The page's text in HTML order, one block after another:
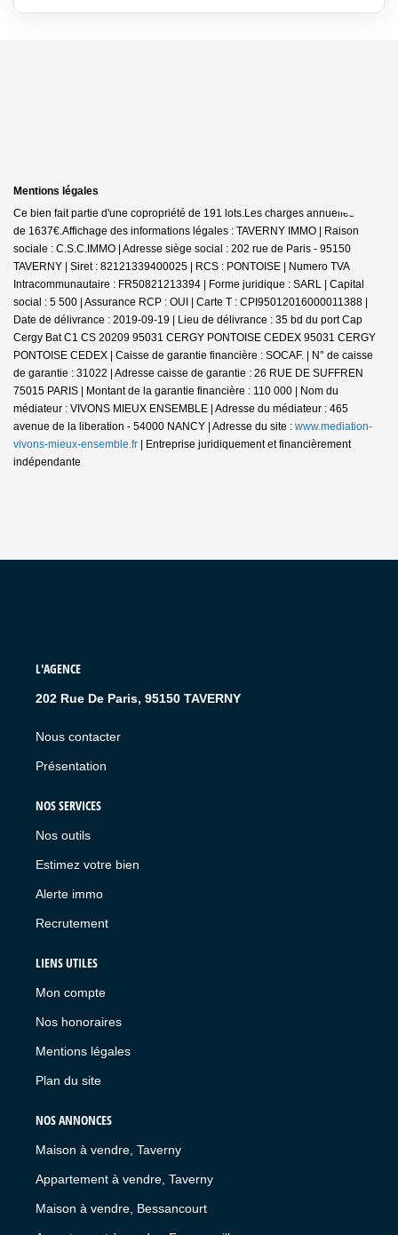
Mentions légales
Ce bien fait partie d'une copropriété de 191 lots.Les charges annuelles sont
de 1637€.Affichage des informations légales : TAVERNY IMMO | Raison
sociale : C.S.C.IMMO | Adresse siège social : 202 rue de Paris - 95150
TAVERNY | Siret : 82121339400025 | RCS : PONTOISE | Numero TVA
Intracommunautaire : FR50821213394 | Forme juridique : SARL | Capital
social : 5 500 | Assurance RCP : OUI | Carte T : CPI95012016000011388 |
Date de délivrance : 2019-09-19 | Lieu de délivrance : 35 bd du port Cap
Cergy Bat C1 CS 20209 95031 CERGY PONTOISE CEDEX 95031 CERGY
PONTOISE CEDEX | Caisse de garantie financière : SOCAF. | N° de caisse
de garantie : 31022 | Adresse caisse de garantie : 26 RUE DE SUFFREN
75015 PARIS | Montant de la garantie financière : 110 000 | Nom du
médiateur : VIVONS MIEUX ENSEMBLE | Adresse du médiateur : 465
avenue de la liberation - 54000 NANCY | Adresse du site : www.mediation-
vivons-mieux-ensemble.fr | Entreprise juridiquement et financièrement
indépendante
L'AGENCE
202 Rue De Paris, 95150 TAVERNY
Nous contacter
Présentation
NOS SERVICES
Nos outils
Estimez votre bien
Alerte immo
Recrutement
LIENS UTILES
Mon compte
Nos honoraires
Mentions légales
Plan du site
NOS ANNONCES
Maison à vendre, Taverny
Appartement à vendre, Taverny
Maison à vendre, Bessancourt